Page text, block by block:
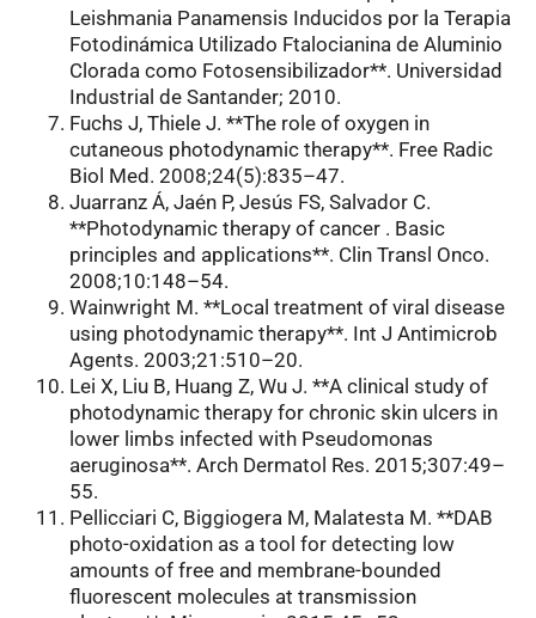
Leishmania Panamensis Inducidos por la Terapia
Fotodinámica Utilizado Ftalocianina de Aluminio
Clorada como Fotosensibilizador**. Universidad
Industrial de Santander; 2010.
Fuchs J, Thiele J. **The role of oxygen in
cutaneous photodynamic therapy**. Free Radic
Biol Med. 2008;24(5):835–47.
Juarranz Á, Jaén P, Jesús FS, Salvador C.
**Photodynamic therapy of cancer . Basic
principles and applications**. Clin Transl Onco.
2008;10:148–54.
Wainwright M. **Local treatment of viral disease
using photodynamic therapy**. Int J Antimicrob
Agents. 2003;21:510–20.
Lei X, Liu B, Huang Z, Wu J. **A clinical study of
photodynamic therapy for chronic skin ulcers in
lower limbs infected with Pseudomonas
aeruginosa**. Arch Dermatol Res. 2015;307:49–
55.
Pellicciari C, Biggiogera M, Malatesta M. **DAB
photo-oxidation as a tool for detecting low
amounts of free and membrane-bounded
fluorescent molecules at transmission